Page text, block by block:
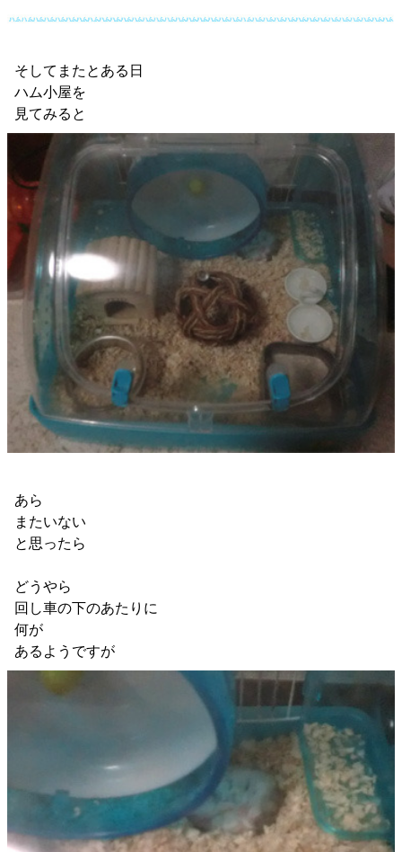
そしてまたとある日
ハム小屋を
見てみると
あら
またいない
と思ったら
どうやら
回し車の下のあたりに
何が
あるようですが